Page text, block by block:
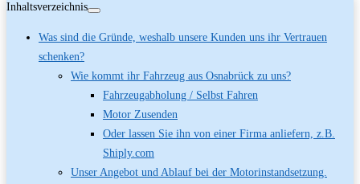
Inhaltsverzeichnis
Was sind die Gründe, weshalb unsere Kunden uns ihr Vertrauen
schenken?
Wie kommt ihr Fahrzeug aus Osnabrück zu uns?
Fahrzeugabholung / Selbst Fahren
Motor Zusenden
Oder lassen Sie ihn von einer Firma anliefern, z.B.
Shiply.com
Unser Angebot und Ablauf bei der Motorinstandsetzung.